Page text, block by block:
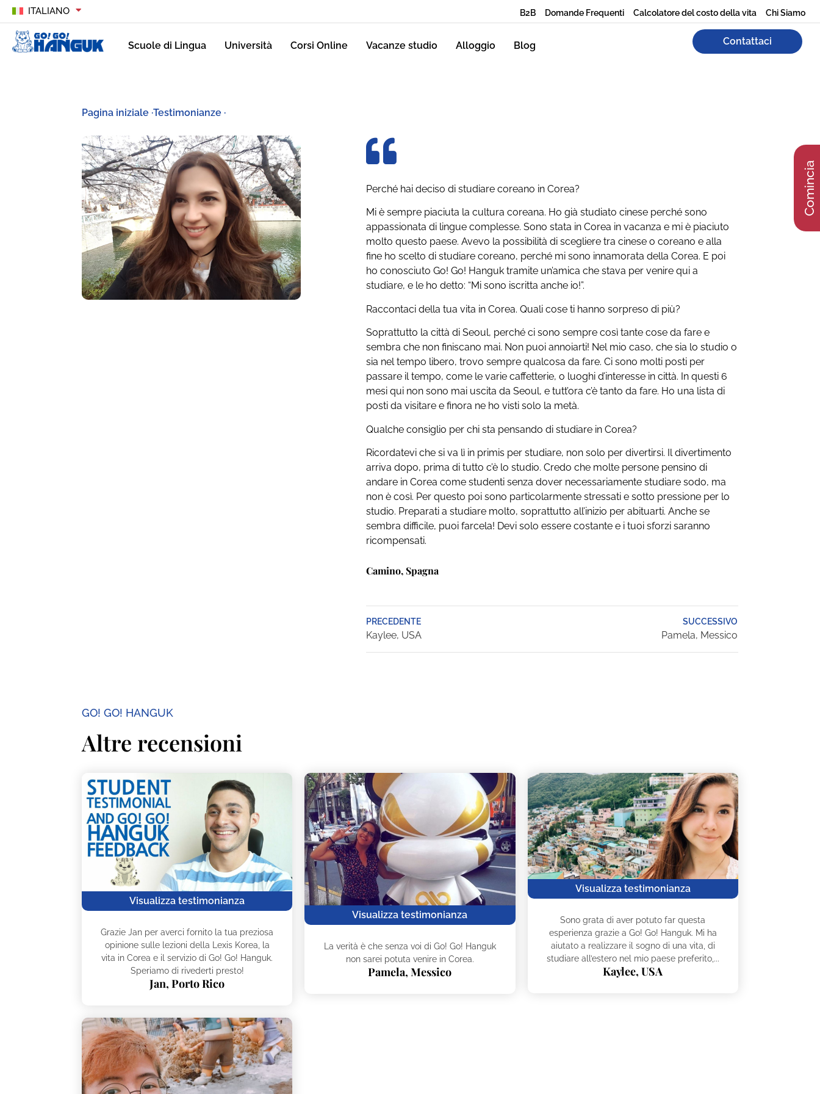
ITALIANO B2B Domande Frequenti Calcolatore del costo della vita Chi Siamo
Scuole di Lingua Università Corsi Online Vacanze studio Alloggio Blog Contattaci
Comincia
Pagina iniziale ·Testimonianze ·
Perché hai deciso di studiare coreano in Corea?
Mi è sempre piaciuta la cultura coreana. Ho già studiato cinese perché sono
appassionata di lingue complesse. Sono stata in Corea in vacanza e mi è piaciuto
molto questo paese. Avevo la possibilità di scegliere tra cinese o coreano e alla
fine ho scelto di studiare coreano, perché mi sono innamorata della Corea. E poi
ho conosciuto Go! Go! Hanguk tramite un’amica che stava per venire qui a
studiare, e le ho detto: “Mi sono iscritta anche io!”.
Raccontaci della tua vita in Corea. Quali cose ti hanno sorpreso di più?
Soprattutto la città di Seoul, perché ci sono sempre così tante cose da fare e
sembra che non finiscano mai. Non puoi annoiarti! Nel mio caso, che sia lo studio o
sia nel tempo libero, trovo sempre qualcosa da fare. Ci sono molti posti per
passare il tempo, come le varie caffetterie, o luoghi d’interesse in città. In questi 6
mesi qui non sono mai uscita da Seoul, e tutt’ora c’è tanto da fare. Ho una lista di
posti da visitare e finora ne ho visti solo la metà.
Qualche consiglio per chi sta pensando di studiare in Corea?
Ricordatevi che si va lì in primis per studiare, non solo per divertirsi. Il divertimento
arriva dopo, prima di tutto c’è lo studio. Credo che molte persone pensino di
andare in Corea come studenti senza dover necessariamente studiare sodo, ma
non è così. Per questo poi sono particolarmente stressati e sotto pressione per lo
studio. Preparati a studiare molto, soprattutto all’inizio per abituarti. Anche se
sembra difficile, puoi farcela! Devi solo essere costante e i tuoi sforzi saranno
ricompensati.
Camino, Spagna
PRECEDENTE
Kaylee, USA
SUCCESSIVO
Pamela, Messico
GO! GO! HANGUK
Altre recensioni
Visualizza testimonianza
Grazie Jan per averci fornito la tua preziosa
opinione sulle lezioni della Lexis Korea, la
vita in Corea e il servizio di Go! Go! Hanguk.
Speriamo di rivederti presto!
Jan, Porto Rico
Visualizza testimonianza
La verità è che senza voi di Go! Go! Hanguk
non sarei potuta venire in Corea.
Pamela, Messico
Visualizza testimonianza
Sono grata di aver potuto far questa
esperienza grazie a Go! Go! Hanguk. Mi ha
aiutato a realizzare il sogno di una vita, di
studiare all’estero nel mio paese preferito,...
Kaylee, USA